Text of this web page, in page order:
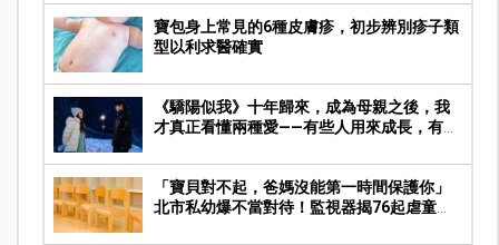
寶包身上常見的6種皮膚疹，初步辨別疹子類
型以利求醫確實
《驕陽似我》十年歸來，成為母親之後，我
才真正看懂兩種愛——有些人用來成長，有些
「寶貝對不起，爸媽沒能第一時間保護你」
北市私幼爆不當對待！監視器揭76起虐童畫